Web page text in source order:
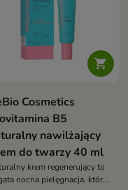

Cosmetics
B5
nawilżający
do twarzy 40 ml
krem regenerujący to
nocna pielęgnacja, która